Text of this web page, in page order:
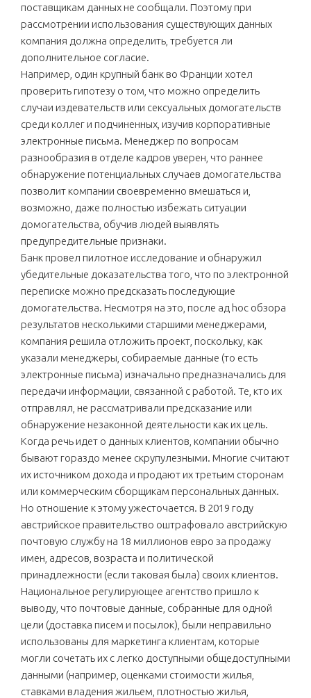
поставщикам данных не сообщали. Поэтому при
рассмотрении использования существующих данных
компания должна определить, требуется ли
дополнительное согласие.
Например, один крупный банк во Франции хотел
проверить гипотезу о том, что можно определить
случаи издевательств или сексуальных домогательств
среди коллег и подчиненных, изучив корпоративные
электронные письма. Менеджер по вопросам
разнообразия в отделе кадров уверен, что раннее
обнаружение потенциальных случаев домогательства
позволит компании своевременно вмешаться и,
возможно, даже полностью избежать ситуации
домогательства, обучив людей выявлять
предупредительные признаки.
Банк провел пилотное исследование и обнаружил
убедительные доказательства того, что по электронной
переписке можно предсказать последующие
домогательства. Несмотря на это, после ад hoc обзора
результатов несколькими старшими менеджерами,
компания решила отложить проект, поскольку, как
указали менеджеры, собираемые данные (то есть
электронные письма) изначально предназначались для
передачи информации, связанной с работой. Те, кто их
отправлял, не рассматривали предсказание или
обнаружение незаконной деятельности как их цель.
Когда речь идет о данных клиентов, компании обычно
бывают гораздо менее скрупулезными. Многие считают
их источником дохода и продают их третьим сторонам
или коммерческим сборщикам персональных данных.
Но отношение к этому ужесточается. В 2019 году
австрийское правительство оштрафовало австрийскую
почтовую службу на 18 миллионов евро за продажу
имен, адресов, возраста и политической
принадлежности (если таковая была) своих клиентов.
Национальное регулирующее агентство пришло к
выводу, что почтовые данные, собранные для одной
цели (доставка писем и посылок), были неправильно
использованы для маркетинга клиентам, которые
могли сочетать их с легко доступными общедоступными
данными (например, оценками стоимости жилья,
ставками владения жильем, плотностью жилья,